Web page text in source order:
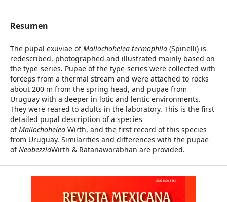
Resumen
The pupal exuviae ofMallochohelea termophila(Spinelli) is
redescribed, photographed and illustrated mainly based on
the type-series. Pupae of the type-series were collected with
forceps from a thermal stream and were attached to rocks
about 200 m from the spring head, and pupae from
Uruguay with a deeper in lotic and lentic environments.
They were reared to adults in the laboratory. This is the first
detailed pupal description of a species
ofMallochoheleaWirth, and the first record of this species
from Uruguay. Similarities and differences with the pupae
ofNeobezziaWirth & Ratanaworabhan are provided.